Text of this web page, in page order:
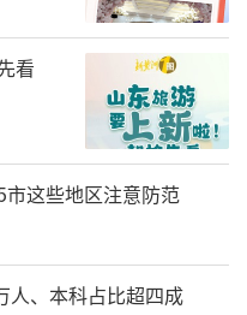
看
这些地区注意防范
人、本科占比超四成